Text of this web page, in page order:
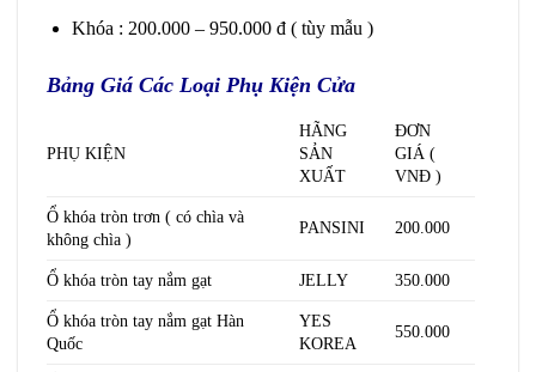
Khóa : 200.000 – 950.000 đ ( tùy mẫu )
Bảng Giá Các Loại Phụ Kiện Cửa
PHỤ KIỆN
HÃNG
SẢN
XUẤT
ĐƠN
GIÁ (
VNĐ )
Ổ khóa tròn trơn ( có chìa và
không chìa )
PANSINI 200.000
Ổ khóa tròn tay nắm gạt JELLY 350.000
Ổ khóa tròn tay nắm gạt Hàn
Quốc
YES
KOREA
550.000